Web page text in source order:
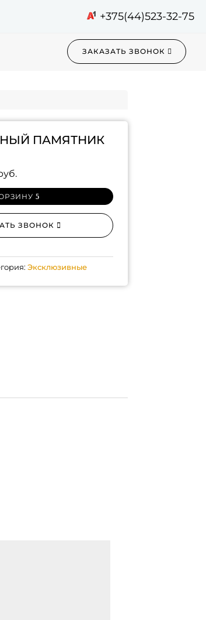
+375(44)523-32-75
ЗАКАЗАТЬ ЗВОНОК
ПАМЯТНИК
ЗВОНОК
Эксклюзивные